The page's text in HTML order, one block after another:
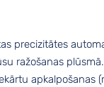
precizitātes
ražošanas
apkalpošanas